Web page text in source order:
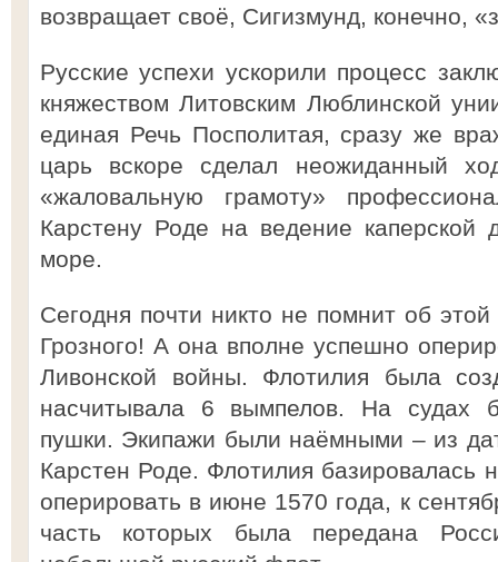
возвращает своё, Сигизмунд, конечно,
Русские успехи ускорили процесс
княжеством Литовским Люблинской
единая Речь Посполитая, сразу же
царь вскоре сделал неожиданный
«жаловальную грамоту»
Карстену Роде на ведение каперской
море.
Сегодня почти никто не помнит об
Грозного! А она вполне успешно
Ливонской войны. Флотилия была
насчитывала 6 вымпелов. На судах
пушки. Экипажи были наёмными – из
Карстен Роде. Флотилия базировалась
оперировать в июне 1570 года, к
часть которых была передана